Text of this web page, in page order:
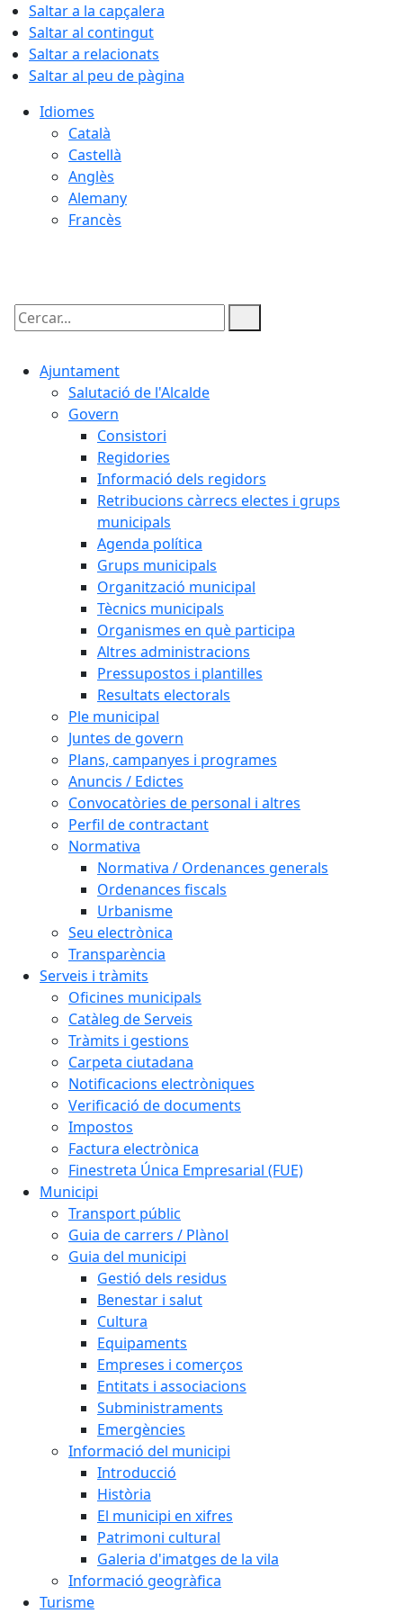
Saltar a la capçalera
Saltar al contingut
Saltar a relacionats
Saltar al peu de pàgina
Idiomes
Català
Castellà
Anglès
Alemany
Francès
Cercar:
Ajuntament
Salutació de l'Alcalde
Govern
Consistori
Regidories
Informació dels regidors
Retribucions càrrecs electes i grups
municipals
Agenda política
Grups municipals
Organització municipal
Tècnics municipals
Organismes en què participa
Altres administracions
Pressupostos i plantilles
Resultats electorals
Ple municipal
Juntes de govern
Plans, campanyes i programes
Anuncis / Edictes
Convocatòries de personal i altres
Perfil de contractant
Normativa
Normativa / Ordenances generals
Ordenances fiscals
Urbanisme
Seu electrònica
Transparència
Serveis i tràmits
Oficines municipals
Catàleg de Serveis
Tràmits i gestions
Carpeta ciutadana
Notificacions electròniques
Verificació de documents
Impostos
Factura electrònica
Finestreta Única Empresarial (FUE)
Municipi
Transport públic
Guia de carrers / Plànol
Guia del municipi
Gestió dels residus
Benestar i salut
Cultura
Equipaments
Empreses i comerços
Entitats i associacions
Subministraments
Emergències
Informació del municipi
Introducció
Història
El municipi en xifres
Patrimoni cultural
Galeria d'imatges de la vila
Informació geogràfica
Turisme